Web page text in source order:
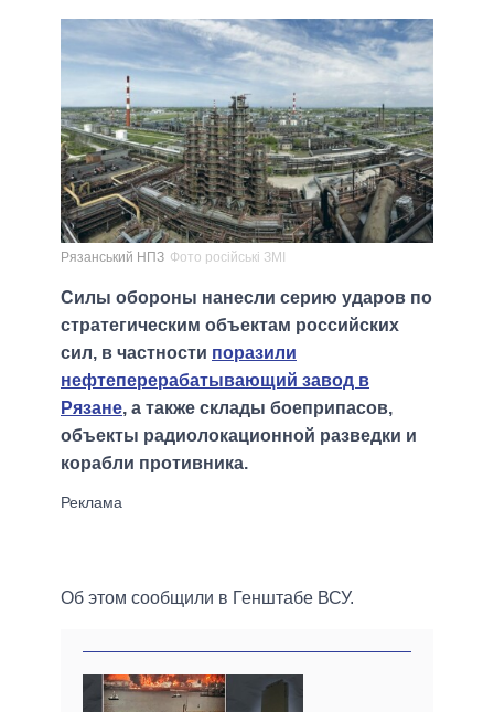
Рязанський НПЗ Фото російські ЗМІ
Силы обороны нанесли серию ударов по
стратегическим объектам российских
сил, в частности поразили
нефтеперерабатывающий завод в
Рязане, а также склады боеприпасов,
объекты радиолокационной разведки и
корабли противника.
Об этом сообщили в Генштабе ВСУ.